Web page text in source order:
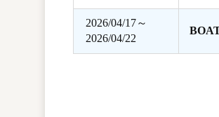
2026/04/17～
2026/04/22